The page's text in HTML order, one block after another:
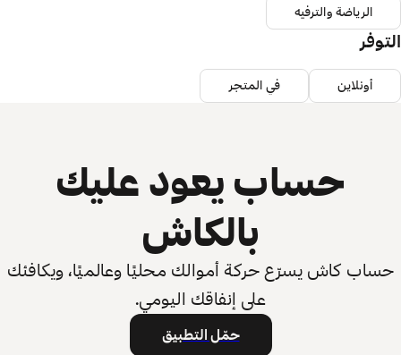
الرياضة والترفيه
التوفر
أونلاين في المتجر
حساب يعود عليك
بالكاش
حساب كاش يسرّع حركة أموالك محليًا وعالميًا، ويكافئك
على إنفاقك اليومي.
حمّل التطبيق